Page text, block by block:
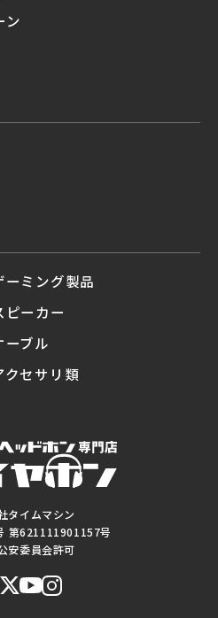
タイムマシン
第621111901157号
安委員会許可
ン
ーミング製品
ピーカー
ーブル
クセサリ類